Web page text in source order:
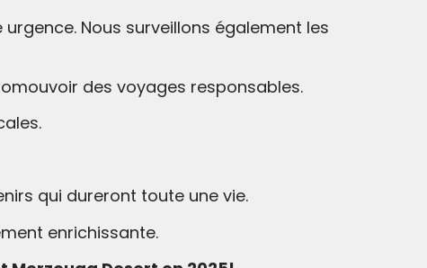
Nous surveillons également les
des voyages responsables.
qui dureront toute une vie.
enrichissante.